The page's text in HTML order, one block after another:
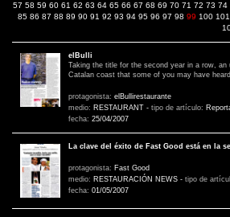
57 58 59 60 61 62 63 64 65 66 67 68 69 70 71 72 73 74
85 86 87 88 89 90 91 92 93 94 95 96 97 98 99 100 101
elBulli
Taking the title for the second year in a row, an
Catalan coast that some of you may have
protagonista: elBullirestaurante
medio: RESTAURANT - tipo de artículo:
fecha: 25/04/2007
La clave del éxito de Fast Good está en la
protagonista: Fast Good
medio: RESTAURACIÓN NEWS - tipo de
fecha: 01/05/2007